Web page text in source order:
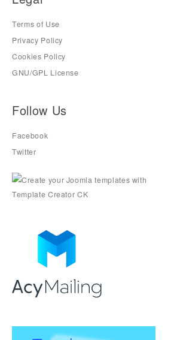
Terms of Use
Privacy Policy
Cookies Policy
GNU/GPL License
Follow Us
Facebook
Twitter